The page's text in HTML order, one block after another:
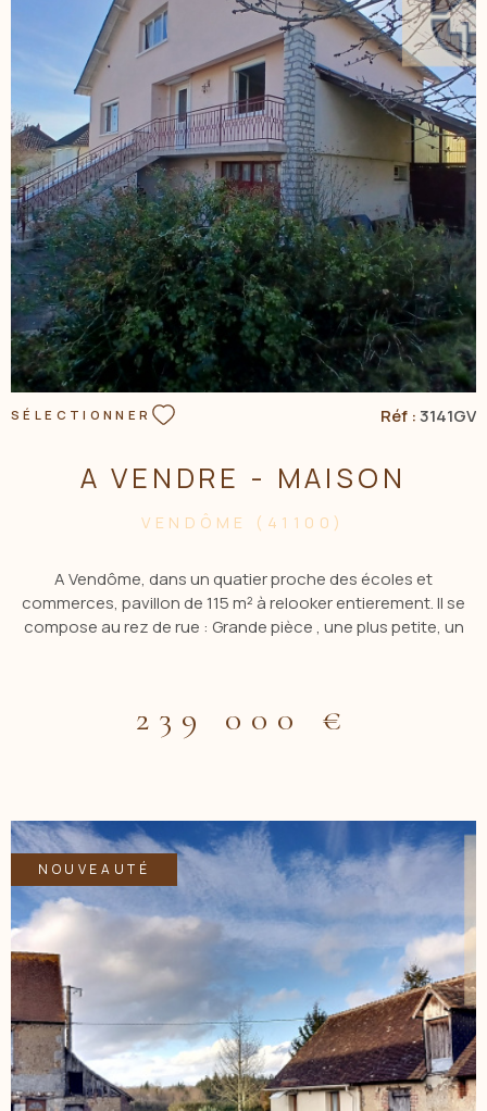
NOS
CONTACT
VOIR LE BIEN
SÉLECTIONNER Réf :3141GV
A VENDRE - MAISON
VENDÔME (41100)
A Vendôme, dans un quatier proche des écoles et
commerces, pavillon de 115 m² à relooker entierement. Il se
compose au rez de rue : Grande pièce , une plus petite, un
salle de bains, toilettes. Au 3 ème niveaux : Palier , chambre
avec point d'eau et toilettes, grenier pouvant etre aménagé.
vitrage pvc avec volets roulants, chauffage fuel. Bien
recherché, à visiter rapidement . Pour une visite, contactez
Gilles VALENTE au 06 72 35 68 64 ou par mail :
gvalente.acbi@gmail.com Les informations sur les risques
auxquels est exposé ce bien sont disponibles sur le site
georisques: www.georisques.gouv.fr Les informations sur les
risques auxquels ce bien est exposé sont disponibles sur le
site Géorisques
239 000 €
NOUVEAUTÉ
VOIR LE BIEN